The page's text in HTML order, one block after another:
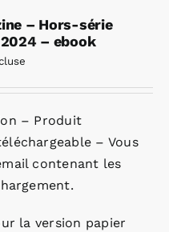
– Hors-série
– ebook
– Produit
– Vous
contenant les
la version papier